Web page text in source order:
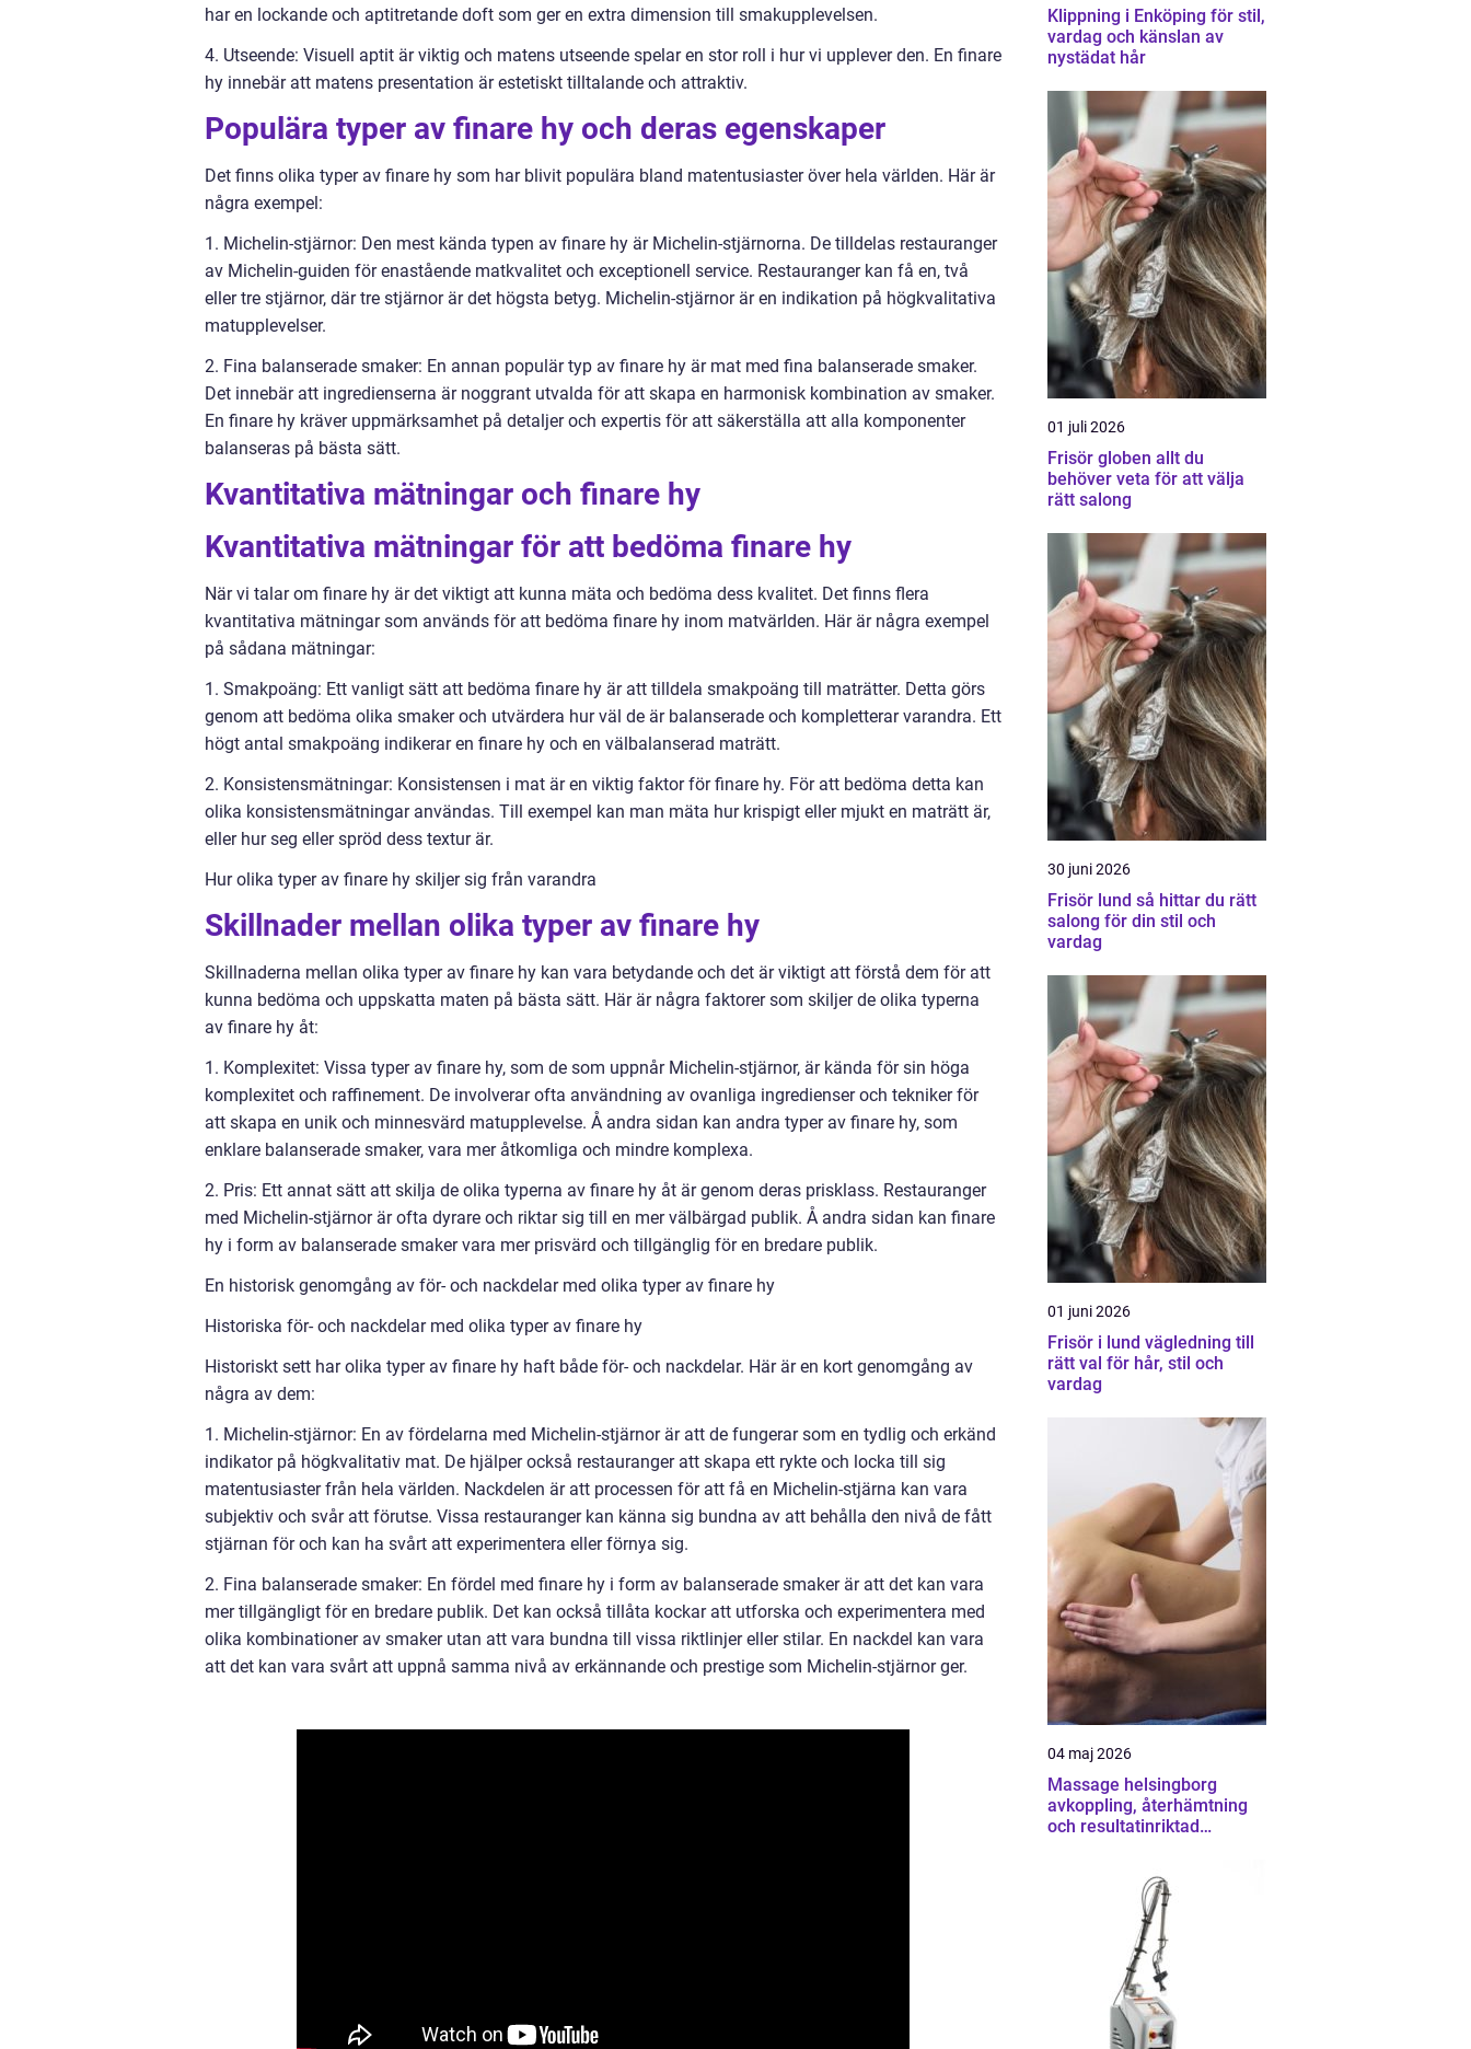
har en lockande och aptitretande doft som ger en extra dimension till smakupplevelsen.
4. Utseende: Visuell aptit är viktig och matens utseende spelar en stor roll i hur vi upplever den. En finare
hy innebär att matens presentation är estetiskt tilltalande och attraktiv.
Populära typer av finare hy och deras egenskaper
Det finns olika typer av finare hy som har blivit populära bland matentusiaster över hela världen. Här är
några exempel:
1. Michelin-stjärnor: Den mest kända typen av finare hy är Michelin-stjärnorna. De tilldelas restauranger
av Michelin-guiden för enastående matkvalitet och exceptionell service. Restauranger kan få en, två
eller tre stjärnor, där tre stjärnor är det högsta betyg. Michelin-stjärnor är en indikation på högkvalitativa
matupplevelser.
2. Fina balanserade smaker: En annan populär typ av finare hy är mat med fina balanserade smaker.
Det innebär att ingredienserna är noggrant utvalda för att skapa en harmonisk kombination av smaker.
En finare hy kräver uppmärksamhet på detaljer och expertis för att säkerställa att alla komponenter
balanseras på bästa sätt.
Kvantitativa mätningar och finare hy
Kvantitativa mätningar för att bedöma finare hy
När vi talar om finare hy är det viktigt att kunna mäta och bedöma dess kvalitet. Det finns flera
kvantitativa mätningar som används för att bedöma finare hy inom matvärlden. Här är några exempel
på sådana mätningar:
1. Smakpoäng: Ett vanligt sätt att bedöma finare hy är att tilldela smakpoäng till maträtter. Detta görs
genom att bedöma olika smaker och utvärdera hur väl de är balanserade och kompletterar varandra. Ett
högt antal smakpoäng indikerar en finare hy och en välbalanserad maträtt.
2. Konsistensmätningar: Konsistensen i mat är en viktig faktor för finare hy. För att bedöma detta kan
olika konsistensmätningar användas. Till exempel kan man mäta hur krispigt eller mjukt en maträtt är,
eller hur seg eller spröd dess textur är.
Hur olika typer av finare hy skiljer sig från varandra
Skillnader mellan olika typer av finare hy
Skillnaderna mellan olika typer av finare hy kan vara betydande och det är viktigt att förstå dem för att
kunna bedöma och uppskatta maten på bästa sätt. Här är några faktorer som skiljer de olika typerna
av finare hy åt:
1. Komplexitet: Vissa typer av finare hy, som de som uppnår Michelin-stjärnor, är kända för sin höga
komplexitet och raffinement. De involverar ofta användning av ovanliga ingredienser och tekniker för
att skapa en unik och minnesvärd matupplevelse. Å andra sidan kan andra typer av finare hy, som
enklare balanserade smaker, vara mer åtkomliga och mindre komplexa.
2. Pris: Ett annat sätt att skilja de olika typerna av finare hy åt är genom deras prisklass. Restauranger
med Michelin-stjärnor är ofta dyrare och riktar sig till en mer välbärgad publik. Å andra sidan kan finare
hy i form av balanserade smaker vara mer prisvärd och tillgänglig för en bredare publik.
En historisk genomgång av för- och nackdelar med olika typer av finare hy
Historiska för- och nackdelar med olika typer av finare hy
Historiskt sett har olika typer av finare hy haft både för- och nackdelar. Här är en kort genomgång av
några av dem:
1. Michelin-stjärnor: En av fördelarna med Michelin-stjärnor är att de fungerar som en tydlig och erkänd
indikator på högkvalitativ mat. De hjälper också restauranger att skapa ett rykte och locka till sig
matentusiaster från hela världen. Nackdelen är att processen för att få en Michelin-stjärna kan vara
subjektiv och svår att förutse. Vissa restauranger kan känna sig bundna av att behålla den nivå de fått
stjärnan för och kan ha svårt att experimentera eller förnya sig.
2. Fina balanserade smaker: En fördel med finare hy i form av balanserade smaker är att det kan vara
mer tillgängligt för en bredare publik. Det kan också tillåta kockar att utforska och experimentera med
olika kombinationer av smaker utan att vara bundna till vissa riktlinjer eller stilar. En nackdel kan vara
att det kan vara svårt att uppnå samma nivå av erkännande och prestige som Michelin-stjärnor ger.
Klippning i Enköping för stil,
vardag och känslan av
nystädat hår
01 juli 2026
Frisör globen allt du
behöver veta för att välja
rätt salong
30 juni 2026
Frisör lund så hittar du rätt
salong för din stil och
vardag
01 juni 2026
Frisör i lund vägledning till
rätt val för hår, stil och
vardag
04 maj 2026
Massage helsingborg
avkoppling, återhämtning
och resultatinriktad